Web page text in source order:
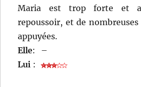
Maria est trop forte et
repoussoir, et de
appuyées.
Elle:
–
Lui :